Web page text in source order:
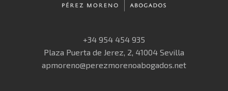
+34 954 454 935
Plaza Puerta de Jerez, 2, 41004 Sevilla
apmoreno@perezmorenoabogados.net